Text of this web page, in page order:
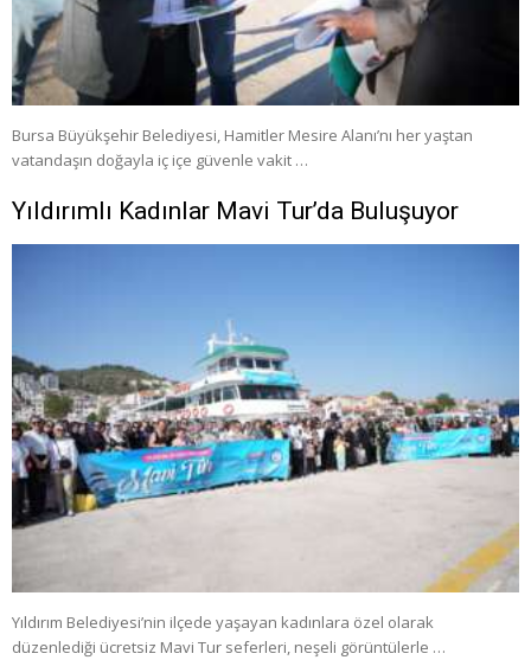
Bursa Büyükşehir Belediyesi, Hamitler Mesire Alanı’nı her yaştan
vatandaşın doğayla iç içe güvenle vakit …
Yıldırımlı Kadınlar Mavi Tur’da Buluşuyor
Yıldırım Belediyesi’nin ilçede yaşayan kadınlara özel olarak
düzenlediği ücretsiz Mavi Tur seferleri, neşeli görüntülerle …